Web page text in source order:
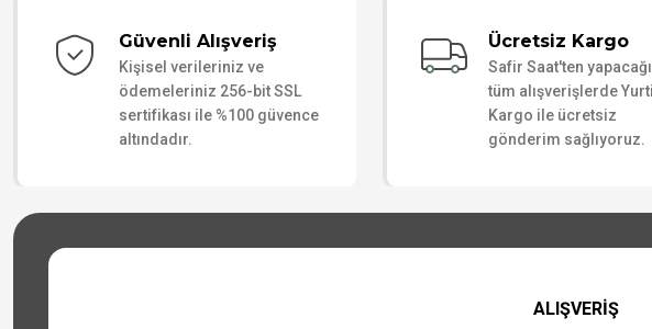
Güvenli Alışveriş
Kişisel verileriniz ve
ödemeleriniz 256-bit SSL
sertifikası ile %100 güvence
altındadır.
Ücretsiz Kargo
Safir Saat'ten
tüm alışverişlerde
Kargo ile ücretsiz
gönderim sağlıyoruz.
ALIŞVERİŞ